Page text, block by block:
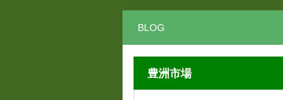
BLOG
豊洲市場